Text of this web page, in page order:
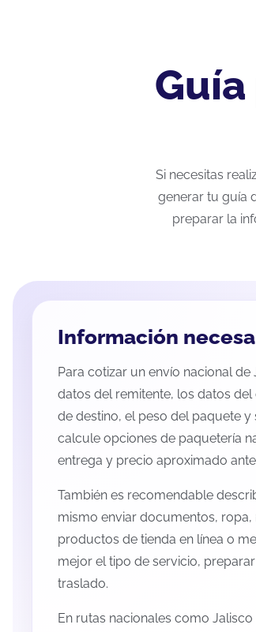
Si necesitas
generar tu guía
preparar la
Información
Para cotizar un envío nacional
datos del remitente, los datos
de destino, el peso del paquete
calcule opciones de paquetería
entrega y precio aproximado
También es recomendable
mismo enviar documentos,
productos de tienda en línea o
mejor el tipo de servicio,
traslado.
En rutas nacionales como